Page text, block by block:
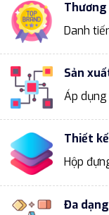
Thương
Danh
Sản
Áp
Thiết
Hộp
Đa